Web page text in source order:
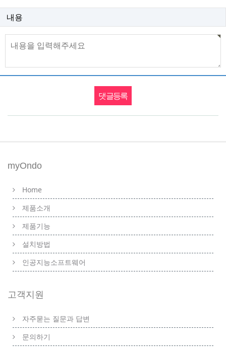
내용
myOndo
Home
제품소개
제품기능
설치방법
인공지능소프트웨어
고객지원
자주묻는 질문과 답변
문의하기